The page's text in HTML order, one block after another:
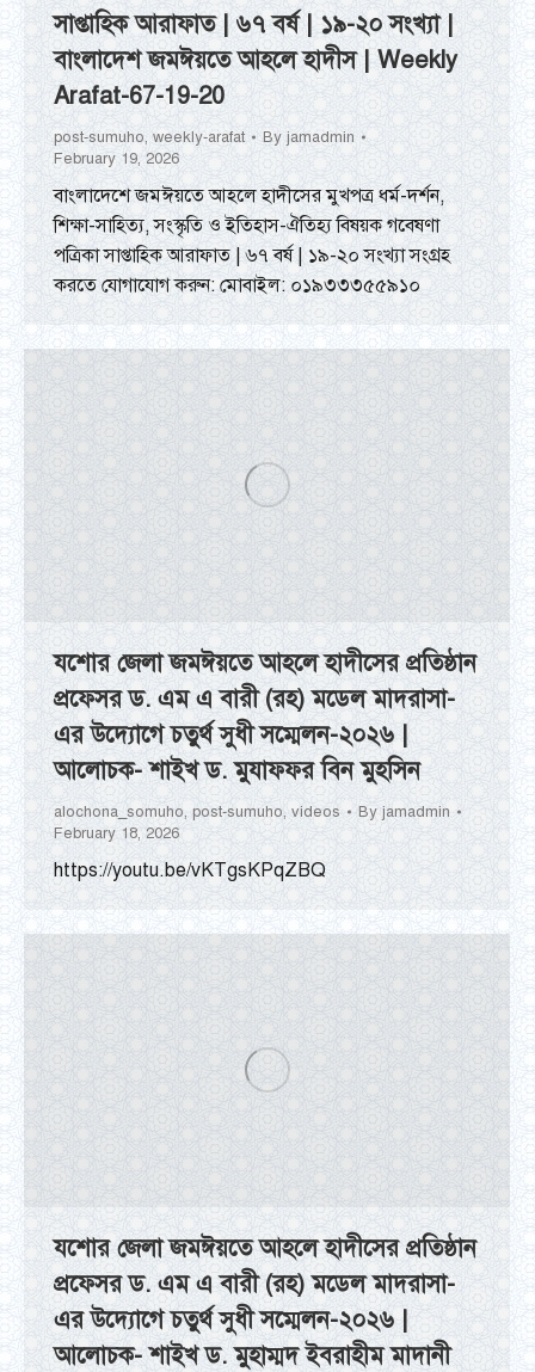
সাপ্তাহিক আরাফাত | ৬৭ বর্ষ | ১৯-২০ সংখ্যা |
বাংলাদেশ জমঈয়তে আহলে হাদীস | Weekly
Arafat-67-19-20
post-sumuho, weekly-arafat By jamadmin
February 19, 2026
বাংলাদেশে জমঈয়তে আহলে হাদীসের মুখপত্র ধর্ম-দর্শন,
শিক্ষা-সাহিত্য, সংস্কৃতি ও ইতিহাস-ঐতিহ্য বিষয়ক গবেষণা
পত্রিকা সাপ্তাহিক আরাফাত | ৬৭ বর্ষ | ১৯-২০ সংখ্যা সংগ্রহ
করতে যোগাযোগ করুন: মোবাইল: ০১৯৩৩৩৫৫৯১০
যশোর জেলা জমঈয়তে আহলে হাদীসের প্রতিষ্ঠান
প্রফেসর ড. এম এ বারী (রহ) মডেল মাদরাসা-
এর উদ্যোগে চতুর্থ সুধী সম্মেলন-২০২৬ |
আলোচক- শাইখ ড. মুযাফফর বিন মুহসিন
alochona_somuho, post-sumuho, videos By jamadmin
February 18, 2026
https://youtu.be/vKTgsKPqZBQ
যশোর জেলা জমঈয়তে আহলে হাদীসের প্রতিষ্ঠান
প্রফেসর ড. এম এ বারী (রহ) মডেল মাদরাসা-
এর উদ্যোগে চতুর্থ সুধী সম্মেলন-২০২৬ |
আলোচক- শাইখ ড. মুহাম্মদ ইবরাহীম মাদানী